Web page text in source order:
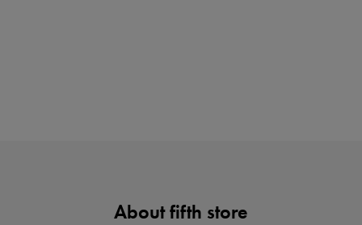
About fifth store